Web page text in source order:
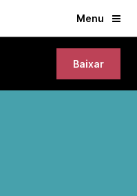
Menu
Baixar